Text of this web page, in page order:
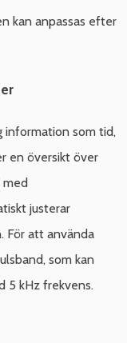
kan anpassas efter
information som tid,
en översikt över
med
justerar
För att använda
som kan
5 kHz frekvens.